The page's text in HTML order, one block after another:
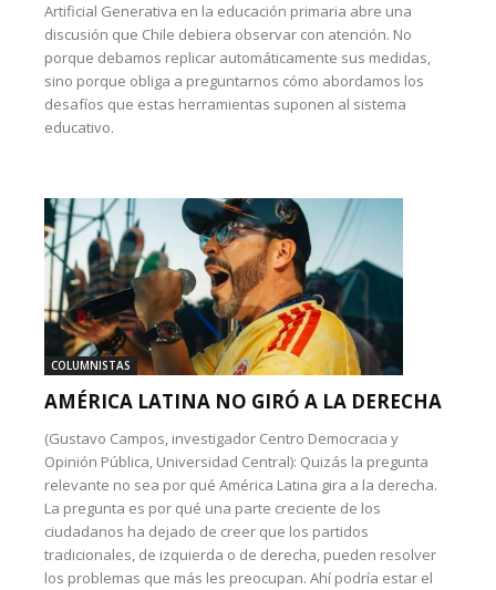
Artificial Generativa en la educación primaria abre una
discusión que Chile debiera observar con atención. No
porque debamos replicar automáticamente sus medidas,
sino porque obliga a preguntarnos cómo abordamos los
desafíos que estas herramientas suponen al sistema
educativo.
COLUMNISTAS
AMÉRICA LATINA NO GIRÓ A LA DERECHA
(Gustavo Campos, investigador Centro Democracia y
Opinión Pública, Universidad Central): Quizás la pregunta
relevante no sea por qué América Latina gira a la derecha.
La pregunta es por qué una parte creciente de los
ciudadanos ha dejado de creer que los partidos
tradicionales, de izquierda o de derecha, pueden resolver
los problemas que más les preocupan. Ahí podría estar el